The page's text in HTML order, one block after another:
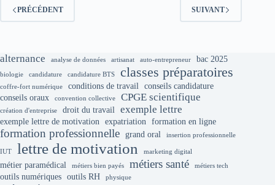
PRÉCÉDENT SUIVANT
alternance analyse de données artisanat auto-entrepreneur bac 2025
biologie candidature candidature BTS classes préparatoires
coffre-fort numérique conditions de travail conseils candidature
conseils oraux
convention collective CPGE scientifique
création d'entreprise droit du travail exemple lettre
exemple lettre de motivation expatriation formation en ligne
formation professionnelle grand oral insertion professionnelle
IUT lettre de motivation marketing digital
métier paramédical métiers bien payés métiers santé métiers tech
outils numériques outils RH physique